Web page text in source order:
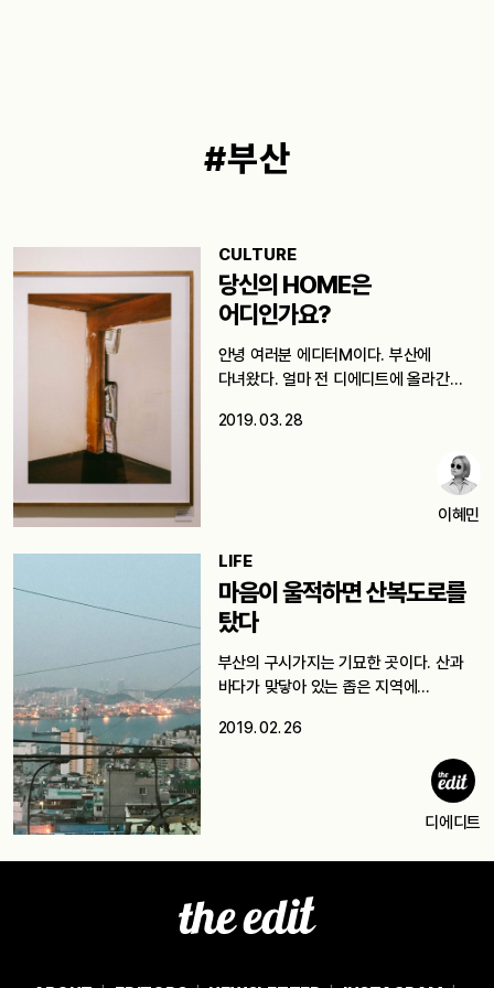
#부산
CULTURE
당신의 HOME은
어디인가요?
안녕 여러분 에디터M이다. 부산에
다녀왔다. 얼마 전 디에디트에 올라간
2019. 03. 28
이혜민
LIFE
마음이 울적하면 산복도로를
탔다
부산의 구시가지는 기묘한 곳이다. 산과
바다가 맞닿아 있는 좁은 지역에…
2019. 02. 26
디에디트